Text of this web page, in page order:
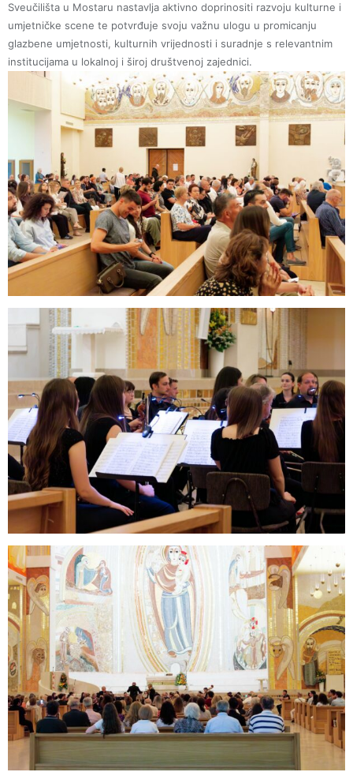
Sveučilišta u Mostaru nastavlja aktivno doprinositi razvoju kulturne i
umjetničke scene te potvrđuje svoju važnu ulogu u promicanju
glazbene umjetnosti, kulturnih vrijednosti i suradnje s relevantnim
institucijama u lokalnoj i široj društvenoj zajednici.